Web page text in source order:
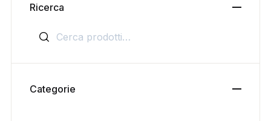
Ricerca
Cerca:
Categorie